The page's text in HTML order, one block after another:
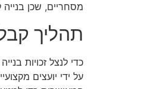
מסחריים, שכן
תהליך
כדי לנצל זכויות
על ידי יועצים